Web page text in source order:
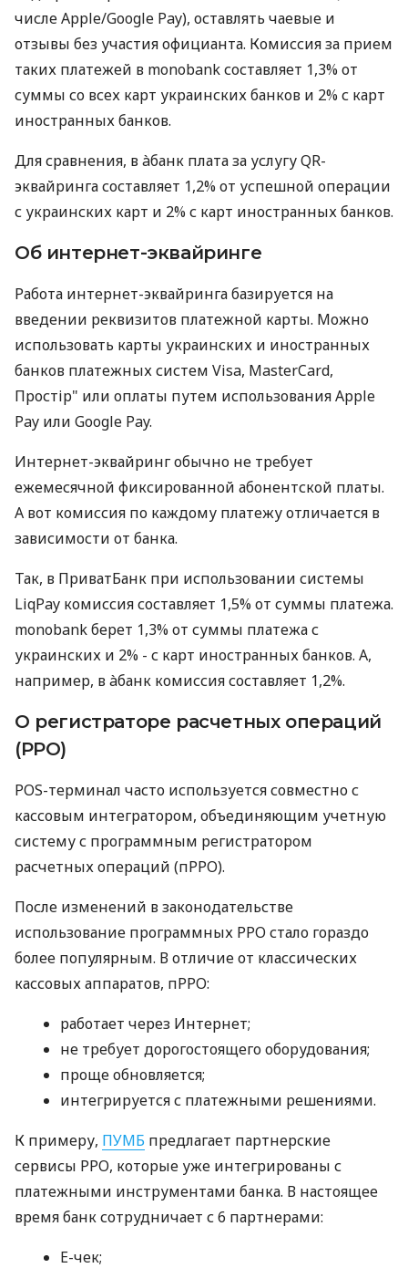
числе Apple/Google Pay), оставлять чаевые и
отзывы без участия официанта. Комиссия за прием
таких платежей в monobank составляет 1,3% от
суммы со всех карт украинских банков и 2% с карт
иностранных банков.
Для сравнения, в àбанк плата за услугу QR-
эквайринга составляет 1,2% от успешной операции
с украинских карт и 2% с карт иностранных банков.
Об интернет-эквайринге
Работа интернет-эквайринга базируется на
введении реквизитов платежной карты. Можно
использовать карты украинских и иностранных
банков платежных систем Visa, MasterCard,
Простір" или оплаты путем использования Apple
Pay или Google Pay.
Интернет-эквайринг обычно не требует
ежемесячной фиксированной абонентской платы.
А вот комиссия по каждому платежу отличается в
зависимости от банка.
Так, в ПриватБанк при использовании системы
LiqPay комиссия составляет 1,5% от суммы платежа.
monobank берет 1,3% от суммы платежа с
украинских и 2% - с карт иностранных банков. А,
например, в àбанк комиссия составляет 1,2%.
О регистраторе расчетных операций
(РРО)
POS-терминал часто используется совместно с
кассовым интегратором, объединяющим учетную
систему с программным регистратором
расчетных операций (пРРО).
После изменений в законодательстве
использование программных РРО стало гораздо
более популярным. В отличие от классических
кассовых аппаратов, пРРО:
работает через Интернет;
не требует дорогостоящего оборудования;
проще обновляется;
интегрируется с платежными решениями.
К примеру, ПУМБ предлагает партнерские
сервисы РРО, которые уже интегрированы с
платежными инструментами банка. В настоящее
время банк сотрудничает с 6 партнерами:
E-чек;